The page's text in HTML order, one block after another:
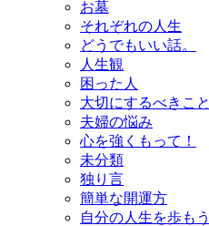
お墓
それぞれの人生
どうでもいい話。
人生観
困った人
大切にするべきこと
夫婦の悩み
心を強くもって！
未分類
独り言
簡単な開運方
自分の人生を歩もう